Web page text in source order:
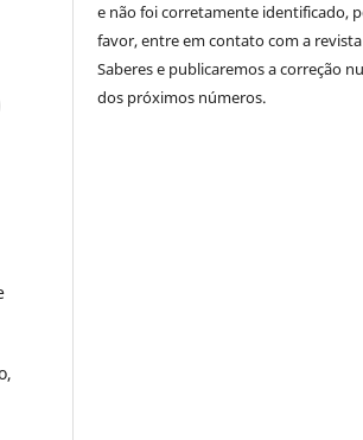
e não foi corretamente identificado,
favor, entre em contato com a revista
Saberes e publicaremos a correção
dos próximos números.